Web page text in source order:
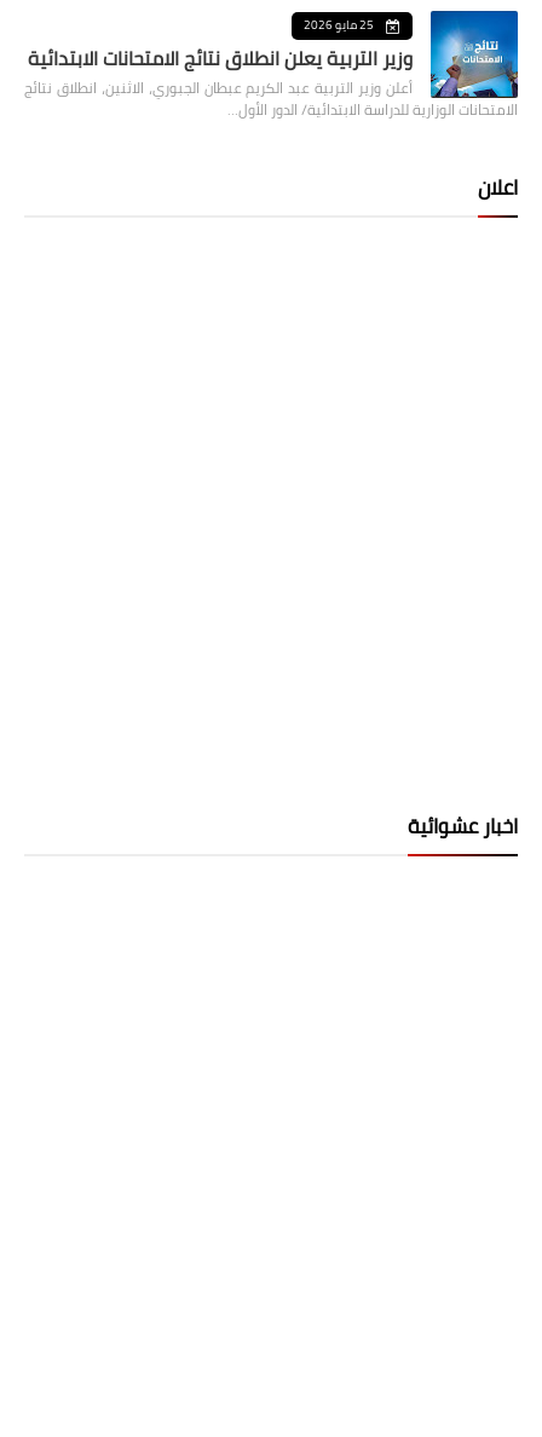
25 مايو 2026
وزير التربية يعلن انطلاق نتائج الامتحانات الابتدائية
أعلن وزير التربية عبد الكريم عبطان الجبوري، الاثنين، انطلاق نتائج
الامتحانات الوزارية للدراسة الابتدائية/ الدور الأول…
اعلان
اخبار عشوائية